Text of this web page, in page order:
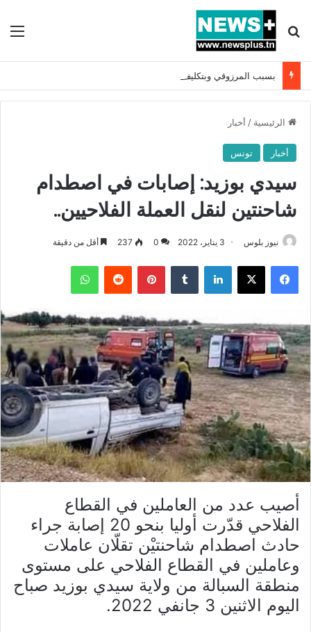
بحث عن
الرئيسية / أخبار
أخبار تونس
سيدي بوزيد: إصابات في اصطدام
شاحنتين لنقل العملة الفلاحيين..
نيوز بلوس 3 يناير، 2022 0
237 أقل من دقيقة
فيسبوك X لينكدإن بينتيريست واتساب
أصيب عدد من العاملين في القطاع
الفلاحي قدّرت أوليا بنحو 20 إصابة جراء
حادث اصطدام شاحنتيْن تقلّان عاملات
وعاملين في القطاع الفلاحي على مستوى
منطقة السبالة من ولاية سيدي بوزيد صباح
اليوم الاثنين 3 جانفي 2022.